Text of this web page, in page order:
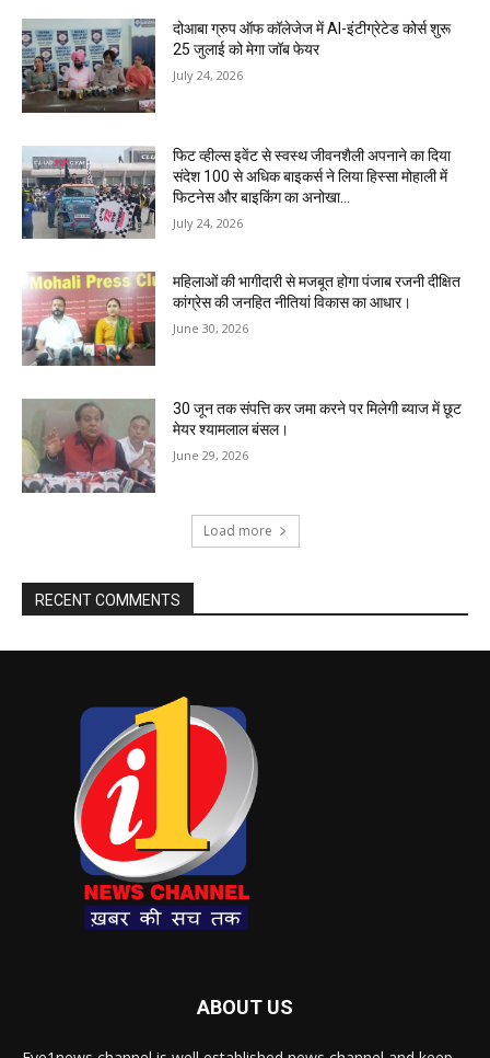
दोआबा ग्रुप ऑफ कॉलेजेज में AI-इंटीग्रेटेड कोर्स शुरू
25 जुलाई को मेगा जॉब फेयर
July 24, 2026
फिट व्हील्स इवेंट से स्वस्थ जीवनशैली अपनाने का दिया
संदेश 100 से अधिक बाइकर्स ने लिया हिस्सा मोहाली में
फिटनेस और बाइकिंग का अनोखा...
July 24, 2026
महिलाओं की भागीदारी से मजबूत होगा पंजाब रजनी दीक्षित
कांग्रेस की जनहित नीतियां विकास का आधार।
June 30, 2026
30 जून तक संपत्ति कर जमा करने पर मिलेगी ब्याज में छूट
मेयर श्यामलाल बंसल।
June 29, 2026
Load more
RECENT COMMENTS
ABOUT US